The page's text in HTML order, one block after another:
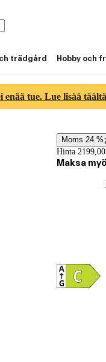
trädgård Hobby och
enää tue. Lue lisää
Moms 24 %
Hinta 2199,00
Maksa